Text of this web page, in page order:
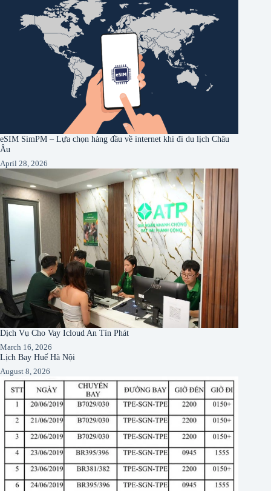
eSIM SimPM – Lựa chọn hàng đầu về internet khi đi du lịch Châu
Âu
April 28, 2026
Dịch Vụ Cho Vay Icloud An Tín Phát
March 16, 2026
Lịch Bay Huế Hà Nội
August 8, 2026